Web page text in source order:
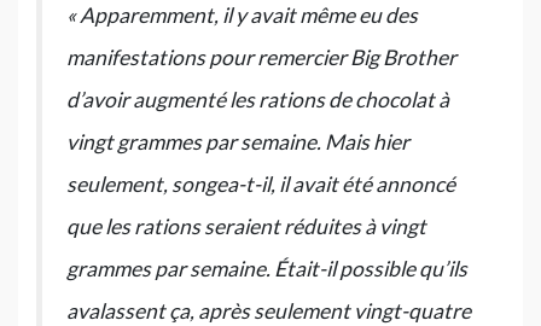
« Apparemment, il y avait même eu des
manifestations pour remercier Big Brother
d’avoir augmenté les rations de chocolat à
vingt grammes par semaine. Mais hier
seulement, songea-t-il, il avait été annoncé
que les rations seraient réduites à vingt
grammes par semaine. Était-il possible qu’ils
avalassent ça, après seulement vingt-quatre